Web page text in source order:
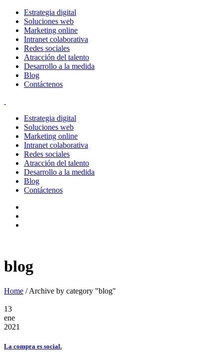
Estrategia digital
Soluciones web
Marketing online
Intranet colaborativa
Redes sociales
Atracción del talento
Desarrollo a la medida
Blog
Contáctenos
Estrategia digital
Soluciones web
Marketing online
Intranet colaborativa
Redes sociales
Atracción del talento
Desarrollo a la medida
Blog
Contáctenos
blog
Home /Archive by category "blog"
13
ene
2021
La compra es social.